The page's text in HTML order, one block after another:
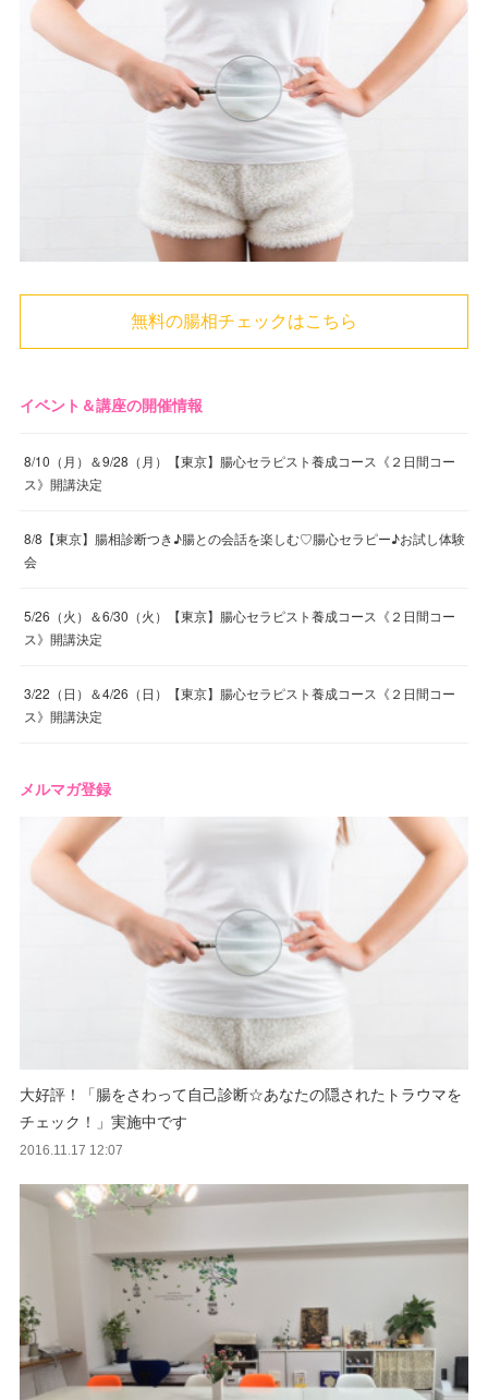
無料の腸相チェックはこちら
イベント＆講座の開催情報
8/10（月）＆9/28（月）【東京】腸心セラピスト養成コース《２日間コー
ス》開講決定
8/8【東京】腸相診断つき♪腸との会話を楽しむ♡腸心セラピー♪お試し体験
会
5/26（火）＆6/30（火）【東京】腸心セラピスト養成コース《２日間コー
ス》開講決定
3/22（日）＆4/26（日）【東京】腸心セラピスト養成コース《２日間コー
ス》開講決定
メルマガ登録
大好評！「腸をさわって自己診断☆あなたの隠されたトラウマを
チェック！」実施中です
2016.11.17 12:07